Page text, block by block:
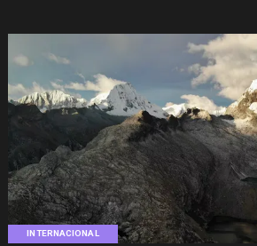
INTERNACIONAL